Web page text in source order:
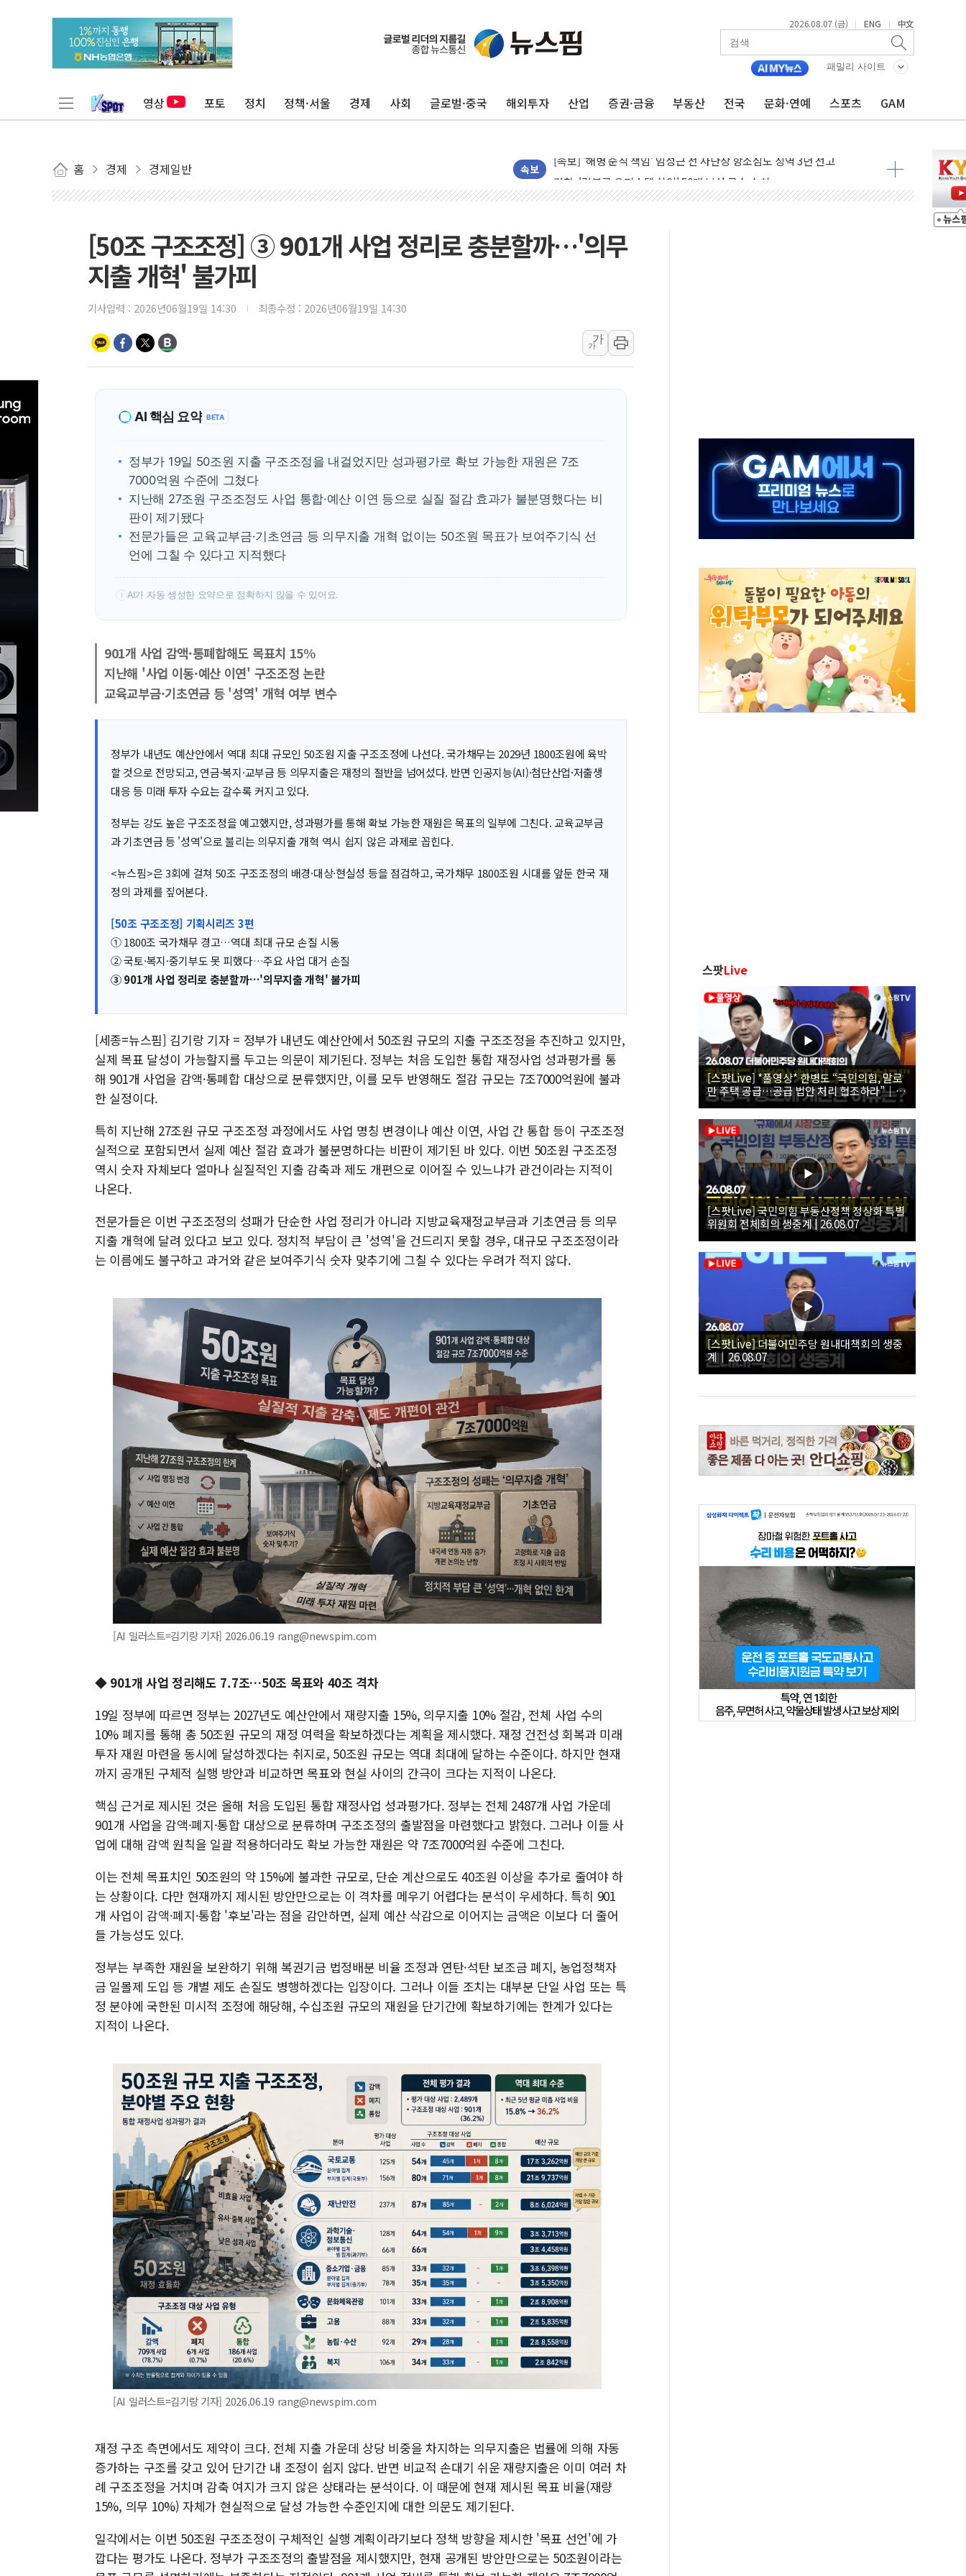
2026.08.07 (금) | ENG | 中文
패밀리 사이트
영상 포토 정치 정책·서울 경제 사회 글로벌·중국 해외투자 산업 증권·금융 부동산 전국 문화·연예 스포츠 GAM
홈 경제 경제일반 속보
AI에 승부 건 네이버…내년 AI 팩토리 매출 본격화
[속보] 종합특검, '尹 관저 이전 감사 무마' 유병호 감사위원 구속 기소
오렌지플래닛 창업재단, 스타트업 지원 프로그램 성료
경찰, '300억대 사기 혐의' 차가원 대표 구속 송치
경찰, '강북구 오피스텔 살인' 50대 남성 구속 송치
전국 그늘막 4만개 육박 7년 새 7배 늘었다...폭염 대책비는 8.6배 증가
美·日 환율공조에 유럽 '패싱'… 美, 유로화 팔아 엔화 부양 후 사후 통보만
구리값 사상 최고치…'닥터 코퍼'가 말하는 경기 신호가 달라졌다
디티앤씨알오, 고려대 구로병원과 AI 정밀의료 협력
中企 졸업해도 세제혜택 3년 더...중기부, '피터팬 증후군' 완화 나선다
"'국평' 분양가가 30억" 드파인 아르티아 15가구 '줍줍' 나왔다
[50조 구조조정] ③ 901개 사업 정리로 충분할까…'의무
지출 개혁' 불가피
기사입력 : 2026년06월19일 14:30 최종수정 : 2026년06월19일 14:30
가
가
AI 핵심 요약 BETA
정부가 19일 50조원 지출 구조조정을 내걸었지만 성과평가로 확보 가능한 재원은 7조
7000억원 수준에 그쳤다
지난해 27조원 구조조정도 사업 통합·예산 이연 등으로 실질 절감 효과가 불분명했다는 비
판이 제기됐다
전문가들은 교육교부금·기초연금 등 의무지출 개혁 없이는 50조원 목표가 보여주기식 선
언에 그칠 수 있다고 지적했다
! AI가 자동 생성한 요약으로 정확하지 않을 수 있어요.
901개 사업 감액·통폐합해도 목표치 15%
지난해 '사업 이동·예산 이연' 구조조정 논란
교육교부금·기초연금 등 '성역' 개혁 여부 변수
정부가 내년도 예산안에서 역대 최대 규모인 50조원 지출 구조조정에 나선다. 국가채무는 2029년 1800조원에 육박
할 것으로 전망되고, 연금·복지·교부금 등 의무지출은 재정의 절반을 넘어섰다. 반면 인공지능(AI)·첨단산업·저출생
대응 등 미래 투자 수요는 갈수록 커지고 있다.
정부는 강도 높은 구조조정을 예고했지만, 성과평가를 통해 확보 가능한 재원은 목표의 일부에 그친다. 교육교부금
과 기초연금 등 '성역'으로 불리는 의무지출 개혁 역시 쉽지 않은 과제로 꼽힌다.
<뉴스핌>은 3회에 걸쳐 50조 구조조정의 배경·대상·현실성 등을 점검하고, 국가채무 1800조원 시대를 앞둔 한국 재
정의 과제를 짚어본다.
[50조 구조조정] 기획시리즈 3편
① 1800조 국가채무 경고…역대 최대 규모 손질 시동
② 국토·복지·중기부도 못 피했다…주요 사업 대거 손질
③ 901개 사업 정리로 충분할까…'의무지출 개혁' 불가피
[세종=뉴스핌] 김기랑 기자 = 정부가 내년도 예산안에서 50조원 규모의 지출 구조조정을 추진하고 있지만,
실제 목표 달성이 가능할지를 두고는 의문이 제기된다. 정부는 처음 도입한 통합 재정사업 성과평가를 통
해 901개 사업을 감액·통폐합 대상으로 분류했지만, 이를 모두 반영해도 절감 규모는 7조7000억원에 불과
한 실정이다.
특히 지난해 27조원 규모 구조조정 과정에서도 사업 명칭 변경이나 예산 이연, 사업 간 통합 등이 구조조정
실적으로 포함되면서 실제 예산 절감 효과가 불분명하다는 비판이 제기된 바 있다. 이번 50조원 구조조정
역시 숫자 자체보다 얼마나 실질적인 지출 감축과 제도 개편으로 이어질 수 있느냐가 관건이라는 지적이
나온다.
전문가들은 이번 구조조정의 성패가 단순한 사업 정리가 아니라 지방교육재정교부금과 기초연금 등 의무
지출 개혁에 달려 있다고 보고 있다. 정치적 부담이 큰 '성역'을 건드리지 못할 경우, 대규모 구조조정이라
는 이름에도 불구하고 과거와 같은 보여주기식 숫자 맞추기에 그칠 수 있다는 우려가 적지 않다.
[AI 일러스트=김기랑 기자] 2026.06.19 rang@newspim.com
◆ 901개 사업 정리해도 7.7조…50조 목표와 40조 격차
19일 정부에 따르면 정부는 2027년도 예산안에서 재량지출 15%, 의무지출 10% 절감, 전체 사업 수의
10% 폐지를 통해 총 50조원 규모의 재정 여력을 확보하겠다는 계획을 제시했다. 재정 건전성 회복과 미래
투자 재원 마련을 동시에 달성하겠다는 취지로, 50조원 규모는 역대 최대에 달하는 수준이다. 하지만 현재
까지 공개된 구체적 실행 방안과 비교하면 목표와 현실 사이의 간극이 크다는 지적이 나온다.
핵심 근거로 제시된 것은 올해 처음 도입된 통합 재정사업 성과평가다. 정부는 전체 2487개 사업 가운데
901개 사업을 감액·폐지·통합 대상으로 분류하며 구조조정의 출발점을 마련했다고 밝혔다. 그러나 이들 사
업에 대해 감액 원칙을 일괄 적용하더라도 확보 가능한 재원은 약 7조7000억원 수준에 그친다.
이는 전체 목표치인 50조원의 약 15%에 불과한 규모로, 단순 계산으로도 40조원 이상을 추가로 줄여야 하
는 상황이다. 다만 현재까지 제시된 방안만으로는 이 격차를 메우기 어렵다는 분석이 우세하다. 특히 901
개 사업이 감액·폐지·통합 '후보'라는 점을 감안하면, 실제 예산 삭감으로 이어지는 금액은 이보다 더 줄어
들 가능성도 있다.
정부는 부족한 재원을 보완하기 위해 복권기금 법정배분 비율 조정과 연탄·석탄 보조금 폐지, 농업정책자
금 일몰제 도입 등 개별 제도 손질도 병행하겠다는 입장이다. 그러나 이들 조치는 대부분 단일 사업 또는 특
정 분야에 국한된 미시적 조정에 해당해, 수십조원 규모의 재원을 단기간에 확보하기에는 한계가 있다는
지적이 나온다.
[AI 일러스트=김기랑 기자] 2026.06.19 rang@newspim.com
재정 구조 측면에서도 제약이 크다. 전체 지출 가운데 상당 비중을 차지하는 의무지출은 법률에 의해 자동
증가하는 구조를 갖고 있어 단기간 내 조정이 쉽지 않다. 반면 비교적 손대기 쉬운 재량지출은 이미 여러 차
례 구조조정을 거치며 감축 여지가 크지 않은 상태라는 분석이다. 이 때문에 현재 제시된 목표 비율(재량
15%, 의무 10%) 자체가 현실적으로 달성 가능한 수준인지에 대한 의문도 제기된다.
일각에서는 이번 50조원 구조조정이 구체적인 실행 계획이라기보다 정책 방향을 제시한 '목표 선언'에 가
깝다는 평가도 나온다. 정부가 구조조정의 출발점을 제시했지만, 현재 공개된 방안만으로는 50조원이라는
스팟Live
[스팟Live] *풀영상* 한병도 “국민의힘, 말로
만 주택 공급…공급 법안 처리 협조하라”｜
26.08.07 더불어민주당 원내대책회의
[스팟Live] 국민의힘 부동산정책 정상화 특별
위원회 전체회의 생중계 | 26.08.07
[스팟Live] 더불어민주당 원내대책회의 생중
계｜26.08.07